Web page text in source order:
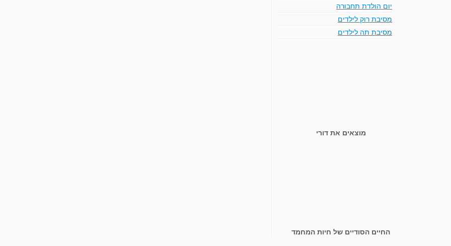
יום הולדת תחבורה
מסיבת רוק לילדים
מסיבת תה לילדים
מוצאים את דורי
החיים הסודיים של חיות המחמד